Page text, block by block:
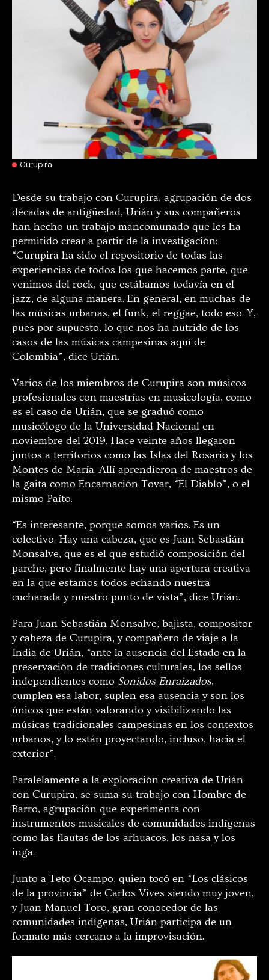
Curupira
Desde su trabajo con Curupira, agrupación de dos
décadas de antigüedad, Urián y sus compañeros
han hecho un trabajo mancomunado que les ha
permitido crear a partir de la investigación:
“Curupira ha sido el repositorio de todas las
experiencias de todos los que hacemos parte, que
venimos del rock, que estábamos todavía en el
jazz, de alguna manera. En general, en muchas de
las músicas urbanas, el funk, el reggae, todo eso. Y,
pues por supuesto, lo que nos ha nutrido de los
casos de las músicas campesinas aquí de
Colombia”, dice Urián.
Varios de los miembros de Curupira son músicos
profesionales con maestrías en musicología, como
es el caso de Urián, que se graduó como
musicólogo de la Universidad Nacional en
noviembre del 2019. Hace veinte años llegaron
juntos a territorios como las Islas del Rosario y los
Montes de María. Allí aprendieron de maestros de
la gaita como Encarnación Tovar, “El Diablo”, o el
mismo Paíto.
“Es interesante, porque somos varios. Es un
colectivo. Hay una cabeza, que es Juan Sebastián
Monsalve, que es el que estudió composición del
parche, pero finalmente hay una apertura creativa
en la que estamos todos echando nuestra
cucharada y nuestro punto de vista”, dice Urián.
Para Juan Sebastián Monsalve, bajista, compositor
y cabeza de Curupira, y compañero de viaje a la
India de Urián, “ante la ausencia del Estado en la
preservación de tradiciones culturales, los sellos
independientes como Sonidos Enraizados,
cumplen esa labor, suplen esa ausencia y son los
únicos que están valorando y visibilizando las
músicas tradicionales campesinas en los contextos
urbanos, y lo están proyectando, incluso, hacia el
exterior”.
Paralelamente a la exploración creativa de Urián
con Curupira, se suma su trabajo con Hombre de
Barro, agrupación que experimenta con
instrumentos musicales de comunidades indígenas
como las flautas de los arhuacos, los nasa y los
inga.
Junto a Teto Ocampo, quien tocó en “Los clásicos
de la provincia” de Carlos Vives siendo muy joven,
y Juan Manuel Toro, gran conocedor de las
comunidades indígenas, Urián participa de un
formato más cercano a la improvisación.